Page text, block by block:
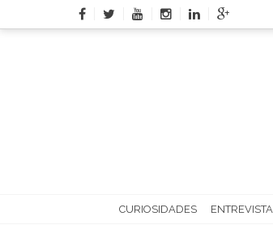
to
CURIOSIDADES